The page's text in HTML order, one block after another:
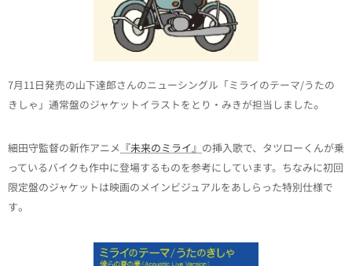
7月11日発売の山下達郎さんのニューシングル「ミライのテーマ/うたの
きしゃ」通常盤のジャケットイラストをとり・みきが担当しました。
細田守監督の新作アニメ 『未来のミライ』 の挿入歌で、タツローくんが乗
っているバイクも作中に登場するものを参考にしています。ちなみに初回
限定盤のジャケットは映画のメインビジュアルをあしらった特別仕様で
す。